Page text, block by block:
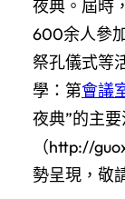
夜典。屆時
600余人參
祭孔儀式等
學：第會議
夜典”的主
（http://
勢呈現，敬